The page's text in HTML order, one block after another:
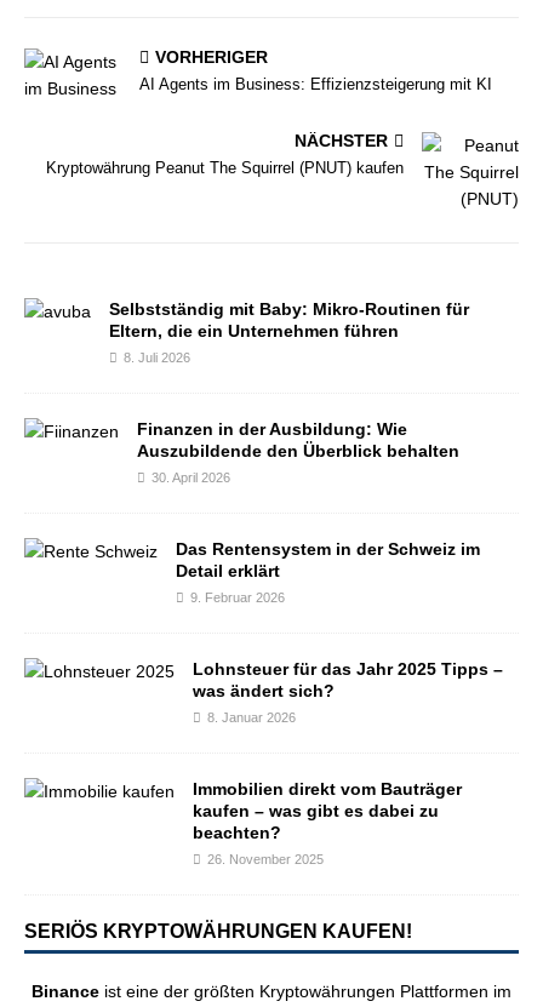
VORHERIGER
AI Agents im Business: Effizienzsteigerung mit KI
NÄCHSTER
Kryptowährung Peanut The Squirrel (PNUT) kaufen
Selbstständig mit Baby: Mikro-Routinen für
Eltern, die ein Unternehmen führen
8. Juli 2026
Finanzen in der Ausbildung: Wie
Auszubildende den Überblick behalten
30. April 2026
Das Rentensystem in der Schweiz im
Detail erklärt
9. Februar 2026
Lohnsteuer für das Jahr 2025 Tipps –
was ändert sich?
8. Januar 2026
Immobilien direkt vom Bauträger
kaufen – was gibt es dabei zu
beachten?
26. November 2025
SERIÖS KRYPTOWÄHRUNGEN KAUFEN!
Binance ist eine der größten Kryptowährungen Plattformen im